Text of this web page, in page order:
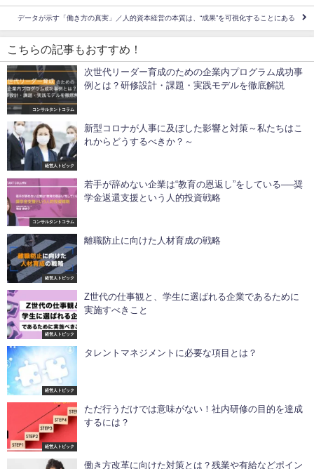
データが示す「働き方の真実」／人的資本経営の本質は、“成果”を可視化することにある
こちらの記事もおすすめ！
コンサルタントコラム
次世代リーダー育成のための企業内プログラム成功事
例とは？研修設計・課題・実践モデルを徹底解説
経営人トピック
新型コロナが人事に及ぼした影響と対策～私たちはこ
れからどうするべきか？～
コンサルタントコラム
若手が辞めない企業は“教育の恩返し”をしている──奨
学金返還支援という人的投資戦略
経営人トピック
離職防止に向けた人材育成の戦略
経営人トピック
Z世代の仕事観と、学生に選ばれる企業であるために
実施すべきこと
経営人トピック
タレントマネジメントに必要な項目とは？
経営人トピック
ただ行うだけでは意味がない！社内研修の目的を達成
するには？
働き方改革に向けた対策とは？残業や有給などポイン